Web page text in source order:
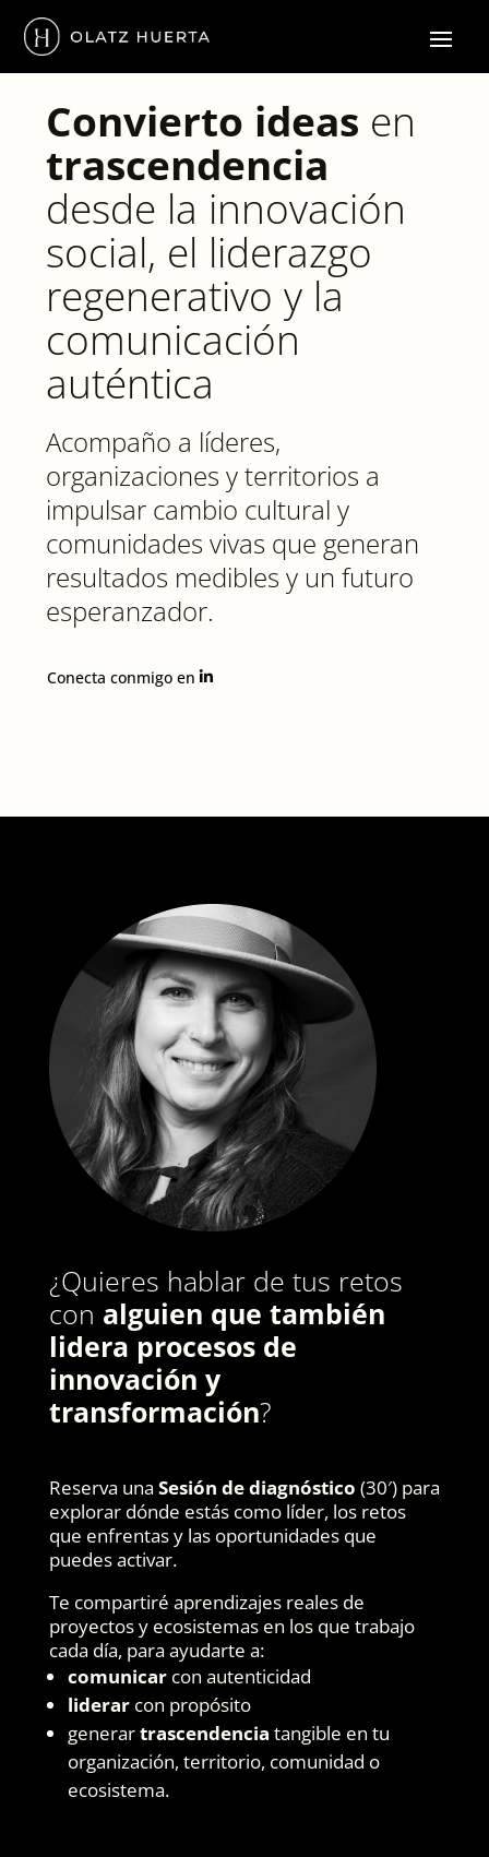
Convierto ideas en
trascendencia
desde la innovación
social, el liderazgo
regenerativo y la
comunicación
auténtica
Acompaño a líderes,
organizaciones y territorios a
impulsar cambio cultural y
comunidades vivas que generan
resultados medibles y un futuro
esperanzador.
Conecta conmigo en
¿Quieres hablar de tus retos
con alguien que también
lidera procesos de
innovación y
transformación?
Reserva una Sesión de diagnóstico (30′) para
explorar dónde estás como líder, los retos
que enfrentas y las oportunidades que
puedes activar.
Te compartiré aprendizajes reales de
proyectos y ecosistemas en los que trabajo
cada día, para ayudarte a:
comunicarcon autenticidad
liderarcon propósito
generartrascendencia tangible en tu
organización, territorio, comunidad o
ecosistema.